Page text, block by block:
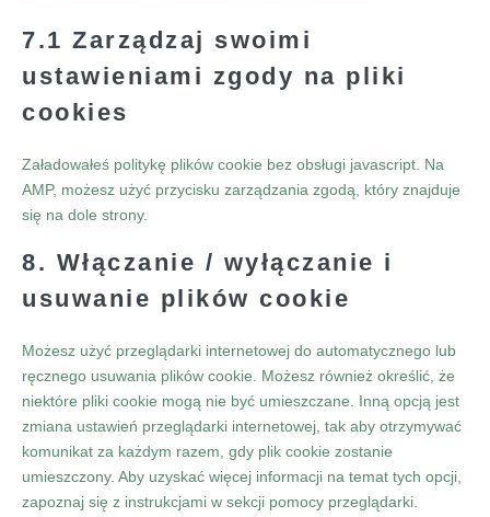
7.1 Zarządzaj swoimi
ustawieniami zgody na pliki
cookies
Załadowałeś politykę plików cookie bez obsługi javascript. Na
AMP, możesz użyć przycisku zarządzania zgodą, który znajduje
się na dole strony.
8. Włączanie / wyłączanie i
usuwanie plików cookie
Możesz użyć przeglądarki internetowej do automatycznego lub
ręcznego usuwania plików cookie. Możesz również określić, że
niektóre pliki cookie mogą nie być umieszczane. Inną opcją jest
zmiana ustawień przeglądarki internetowej, tak aby otrzymywać
komunikat za każdym razem, gdy plik cookie zostanie
umieszczony. Aby uzyskać więcej informacji na temat tych opcji,
zapoznaj się z instrukcjami w sekcji pomocy przeglądarki.